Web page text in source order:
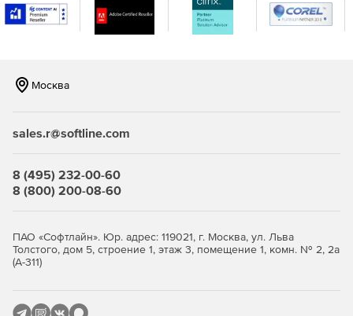
Москва
sales.r@softline.com
8 (495) 232-00-60
8 (800) 200-08-60
ПАО «Софтлайн». Юр. адрес: 119021, г. Москва, ул. Льва
Толстого, дом 5, строение 1, этаж 3, помещение 1, комн. № 2, 2а
(А-311)